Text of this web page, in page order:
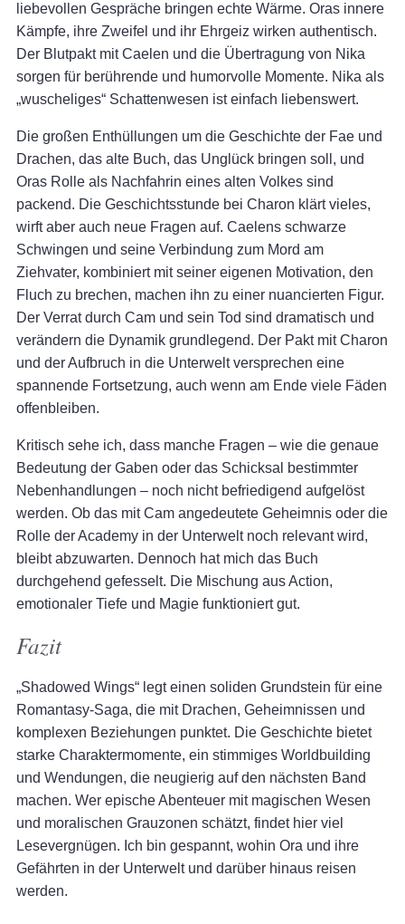
liebevollen Gespräche bringen echte Wärme. Oras innere
Kämpfe, ihre Zweifel und ihr Ehrgeiz wirken authentisch.
Der Blutpakt mit Caelen und die Übertragung von Nika
sorgen für berührende und humorvolle Momente. Nika als
„wuscheliges“ Schattenwesen ist einfach liebenswert.
Die großen Enthüllungen um die Geschichte der Fae und
Drachen, das alte Buch, das Unglück bringen soll, und
Oras Rolle als Nachfahrin eines alten Volkes sind
packend. Die Geschichtsstunde bei Charon klärt vieles,
wirft aber auch neue Fragen auf. Caelens schwarze
Schwingen und seine Verbindung zum Mord am
Ziehvater, kombiniert mit seiner eigenen Motivation, den
Fluch zu brechen, machen ihn zu einer nuancierten Figur.
Der Verrat durch Cam und sein Tod sind dramatisch und
verändern die Dynamik grundlegend. Der Pakt mit Charon
und der Aufbruch in die Unterwelt versprechen eine
spannende Fortsetzung, auch wenn am Ende viele Fäden
offenbleiben.
Kritisch sehe ich, dass manche Fragen – wie die genaue
Bedeutung der Gaben oder das Schicksal bestimmter
Nebenhandlungen – noch nicht befriedigend aufgelöst
werden. Ob das mit Cam angedeutete Geheimnis oder die
Rolle der Academy in der Unterwelt noch relevant wird,
bleibt abzuwarten. Dennoch hat mich das Buch
durchgehend gefesselt. Die Mischung aus Action,
emotionaler Tiefe und Magie funktioniert gut.
Fazit
„Shadowed Wings“ legt einen soliden Grundstein für eine
Romantasy-Saga, die mit Drachen, Geheimnissen und
komplexen Beziehungen punktet. Die Geschichte bietet
starke Charaktermomente, ein stimmiges Worldbuilding
und Wendungen, die neugierig auf den nächsten Band
machen. Wer epische Abenteuer mit magischen Wesen
und moralischen Grauzonen schätzt, findet hier viel
Lesevergnügen. Ich bin gespannt, wohin Ora und ihre
Gefährten in der Unterwelt und darüber hinaus reisen
werden.